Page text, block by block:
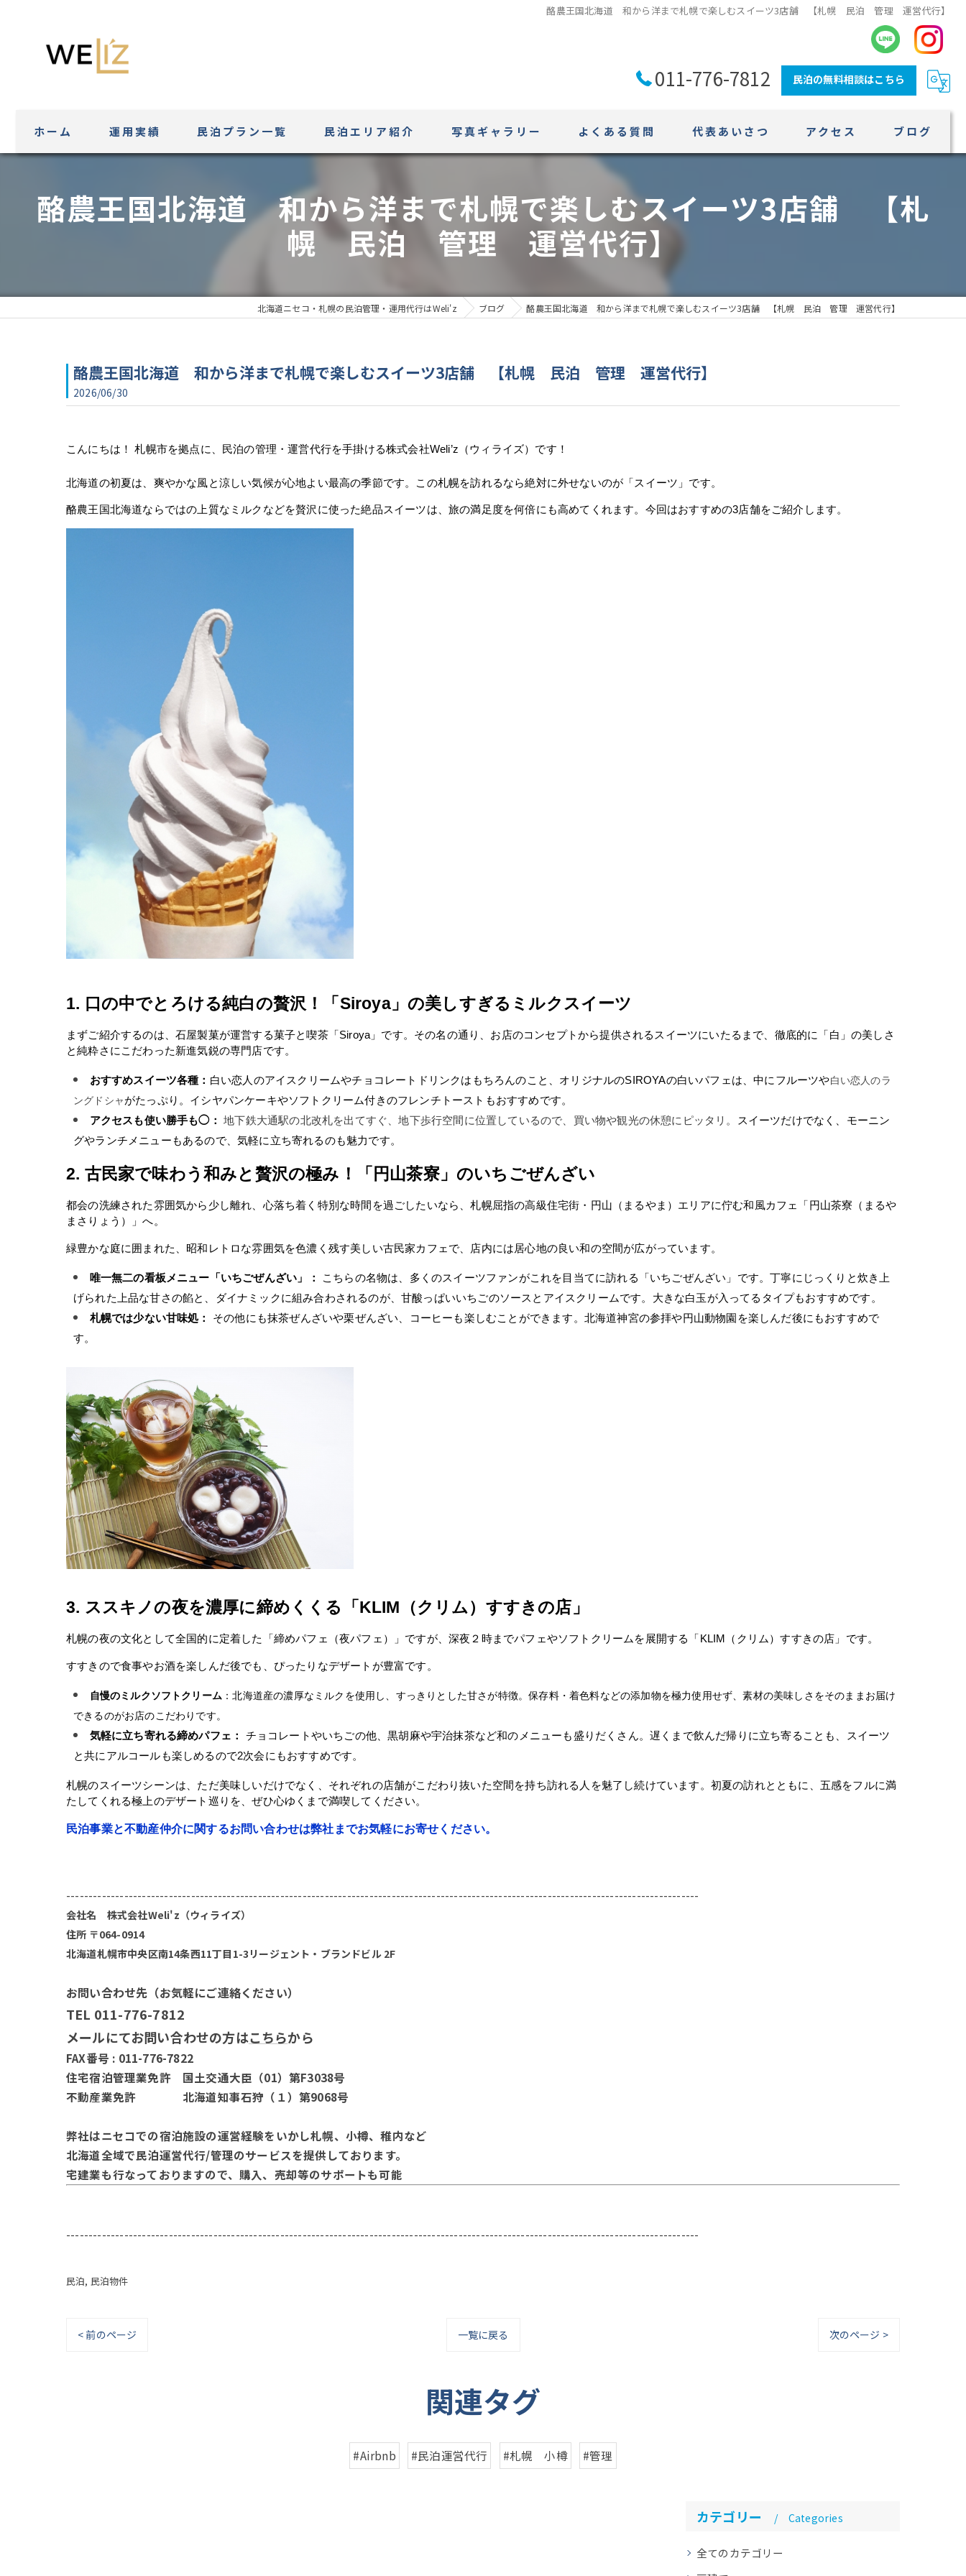
酪農王国北海道 和から洋まで札幌で楽しむスイーツ3店舗 【札幌 民泊 管理 運営代行】
011-776-7812 民泊の無料相談はこちら
ホーム 運用実績 民泊プラン一覧 民泊エリア紹介
札幌エリアの特性
写真ギャラリー よくある質問 代表あいさつ アクセス ブログ
酪農王国北海道 和から洋まで札幌で楽しむスイーツ3店舗 【札
幌 民泊 管理 運営代行】
北海道ニセコ・札幌の民泊管理・運用代行はWeli'z ブログ 酪農王国北海道 和から洋まで札幌で楽しむスイーツ3店舗 【札幌 民泊 管理 運営代行】
酪農王国北海道 和から洋まで札幌で楽しむスイーツ3店舗 【札幌 民泊 管理 運営代行】
2026/06/30
こんにちは！ 札幌市を拠点に、民泊の管理・運営代行を手掛ける株式会社Weli’z（ウィライズ）です！
北海道の初夏は、爽やかな風と涼しい気候が心地よい最高の季節です。この札幌を訪れるなら絶対に外せないのが「スイーツ」です。
酪農王国北海道ならではの上質なミルクなどを贅沢に使った絶品スイーツは、旅の満足度を何倍にも高めてくれます。今回はおすすめの3店舗をご紹介します。
1. 口の中でとろける純白の贅沢！「Siroya」の美しすぎるミルクスイーツ
まずご紹介するのは、石屋製菓が運営する菓子と喫茶「Siroya」です。その名の通り、お店のコンセプトから提供されるスイーツにいたるまで、徹底的に「白」の美しさ
と純粋さにこだわった新進気鋭の専門店です。
おすすめスイーツ各種： 白い恋人のアイスクリームやチョコレートドリンクはもちろんのこと、オリジナルのSIROYAの白いパフェは、中にフルーツや白い恋人のラ
ングドシャがたっぷり。イシヤパンケーキやソフトクリーム付きのフレンチトーストもおすすめです。
アクセスも使い勝手も◯：
地下鉄大通駅の北改札を出てすぐ、地下歩行空間に位置しているので、買い物や観光の休憩にピッタリ。
スイーツだけでなく、モーニン
グやランチメニューもあるので、気軽に立ち寄れるのも魅力です。
2. 古民家で味わう和みと贅沢の極み！「円山茶寮」のいちごぜんざい
都会の洗練された雰囲気から少し離れ、心落ち着く特別な時間を過ごしたいなら、札幌屈指の高級住宅街・円山（まるやま）エリアに佇む和風カフェ「円山茶寮（まるや
まさりょう）」へ。
緑豊かな庭に囲まれた、昭和レトロな雰囲気を色濃く残す美しい古民家カフェで、店内には居心地の良い和の空間が広がっています。
唯一無二の看板メニュー「いちごぜんざい」：
こちらの名物は、多くのスイーツファンがこれを目当てに訪れる「いちごぜんざい」です。丁寧にじっくりと炊き上
げられた上品な甘さの餡と、ダイナミックに組み合わされるのが、甘酸っぱいいちごのソースとアイスクリームです。大きな白玉が入ってるタイプもおすすめです。
札幌では少ない甘味処：
その他にも抹茶ぜんざいや栗ぜんざい、コーヒーも楽しむことができます。北海道神宮の参拝や円山動物園を楽しんだ後にもおすすめで
す。
3. ススキノの夜を濃厚に締めくくる「KLIM（クリム）すすきの店」
札幌の夜の文化として全国的に定着した「締めパフェ（夜パフェ）」ですが、深夜２時までパフェやソフトクリームを展開する「KLIM（クリム）すすきの店」です。
すすきので食事やお酒を楽しんだ後でも、ぴったりなデザートが豊富です。
自慢のミルクソフトクリーム ：北海道産の濃厚なミルクを使用し、すっきりとした甘さが特徴。保存料・着色料などの添加物を極力使用せず、素材の美味しさをそのままお届け
できるのがお店のこだわりです。
気軽に立ち寄れる締めパフェ：
チョコレートやいちごの他、黒胡麻や宇治抹茶など和のメニューも盛りだくさん。遅くまで飲んだ帰りに立ち寄ることも、スイーツ
と共にアルコールも楽しめるので2次会にもおすすめです。
札幌のスイーツシーンは、ただ美味しいだけでなく、それぞれの店舗がこだわり抜いた空間を持ち訪れる人を魅了し続けています。初夏の訪れとともに、五感をフルに満
たしてくれる極上のデザート巡りを、ぜひ心ゆくまで満喫してください。
民泊事業と不動産仲介に関するお問い合わせは弊社までお気軽にお寄せください。
----------------------------------------------------------------------------------------------------------------------------------------------
会社名 株式会社Weli'z（ウィライズ）
住所 〒064-0914
北海道札幌市中央区南14条西11丁目1-3リージェント・ブランドビル 2F
お問い合わせ先（お気軽にご連絡ください）
TEL 011-776-7812
メールにてお問い合わせの方はこちらから
FAX番号 : 011-776-7822
住宅宿泊管理業免許 国土交通大臣（01）第F3038号
不動産業免許 北海道知事石狩（１）第9068号
弊社はニセコでの宿泊施設の運営経験をいかし札幌、小樽、稚内など
北海道全域で民泊運営代行/管理のサービスを提供しております。
宅建業も行なっておりますので、購入、売却等のサポートも可能
----------------------------------------------------------------------------------------------------------------------------------------------
民泊 民泊物件
< 前のページ 一覧に戻る 次のページ >
関連タグ
#Airbnb #民泊運営代行 #札幌 小樽 #管理
カテゴリー Categories
全てのカテゴリー